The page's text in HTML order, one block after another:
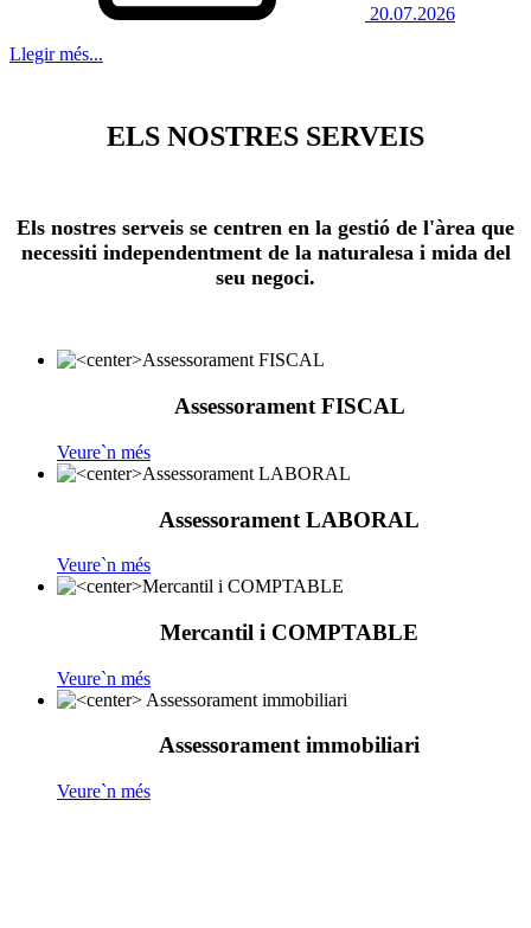
20.07.2026
Llegir més...
ELS NOSTRES SERVEIS
Els nostres serveis se centren en la gestió de l'àrea que
necessiti independentment de la naturalesa i mida del
seu negoci.
Assessorament FISCAL
Veure`n més
Assessorament LABORAL
Veure`n més
Mercantil i COMPTABLE
Veure`n més
Assessorament immobiliari
Veure`n més